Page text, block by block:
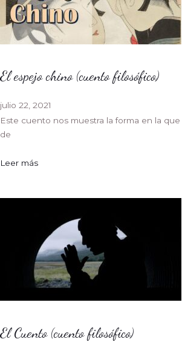
El espejo chino (cuento filosófico)
julio 22, 2021
Este cuento nos muestra la forma en la
de
Leer más
El Cuento (cuento filosófico)